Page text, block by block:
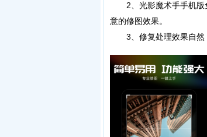
2、光影魔术手手机版
意的修图效果。
3、修复处理效果自然，